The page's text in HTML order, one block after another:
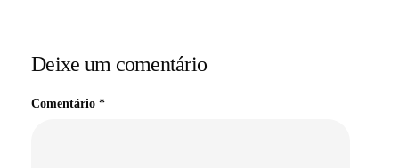
Deixe um comentário
Comentário *